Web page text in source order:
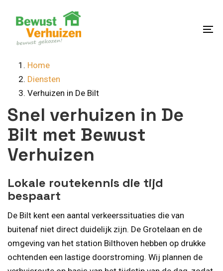
content
Home
Diensten
Verhuizen in De Bilt
Snel verhuizen in De
Bilt met Bewust
Verhuizen
Lokale routekennis die tijd
bespaart
De Bilt kent een aantal verkeerssituaties die van
buitenaf niet direct duidelijk zijn. De Grotelaan en de
omgeving van het station Bilthoven hebben op drukke
ochtenden een lastige doorstroming. Wij plannen de